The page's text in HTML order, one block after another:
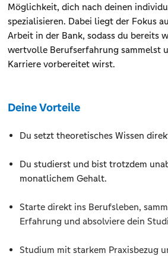
Möglichkeit, dich nach deinen
spezialisieren. Dabei liegt der Fokus
Arbeit in der Bank, sodass du bereits
wertvolle Berufserfahrung sammelst
Karriere vorbereitet wirst.
Deine Vorteile
Du setzt theoretisches Wissen
Du studierst und bist trotzdem
monatlichem Gehalt.
Starte direkt ins Berufsleben,
Erfahrung und absolviere dein
Studium mit starkem Praxisbezug